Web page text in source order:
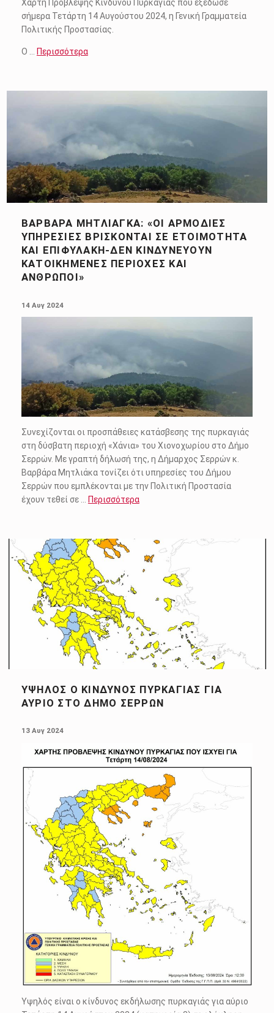
Χάρτη Πρόβλεψης Κινδύνου Πυρκαγιάς που εξέδωσε
σήμερα Τετάρτη 14 Αυγούστου 2024, η Γενική Γραμματεία
Πολιτικής Προστασίας.
Ο … Περισσότερα
ΒΑΡΒΆΡΑ ΜΗΤΛΙΆΓΚΑ: «ΟΙ ΑΡΜΌΔΙΕΣ
ΥΠΗΡΕΣΊΕΣ ΒΡΊΣΚΟΝΤΑΙ ΣΕ ΕΤΟΙΜΌΤΗΤΑ
ΚΑΙ ΕΠΙΦΥΛΑΚΉ-ΔΕΝ ΚΙΝΔΥΝΕΎΟΥΝ
ΚΑΤΟΙΚΗΜΈΝΕΣ ΠΕΡΙΟΧΈΣ ΚΑΙ
ΆΝΘΡΩΠΟΙ»
14 Αυγ 2024
Συνεχίζονται οι προσπάθειες κατάσβεσης της πυρκαγιάς
στη δύσβατη περιοχή «Χάνια» του Χιονοχωρίου στο Δήμο
Σερρών. Με γραπτή δήλωσή της, η Δήμαρχος Σερρών κ.
Βαρβάρα Μητλιάκα τονίζει ότι υπηρεσίες του Δήμου
Σερρών που εμπλέκονται με την Πολιτική Προστασία
έχουν τεθεί σε … Περισσότερα
ΥΨΗΛΌΣ Ο ΚΊΝΔΥΝΟΣ ΠΥΡΚΑΓΙΆΣ ΓΙΑ
ΑΎΡΙΟ ΣΤΟ ΔΉΜΟ ΣΕΡΡΏΝ
13 Αυγ 2024
Υψηλός είναι ο κίνδυνος εκδήλωσης πυρκαγιάς για αύριο